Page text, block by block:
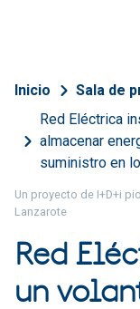
Inicio
Sala de
Red Eléctrica
almacenar
suministro en
Un proyecto de I+D+i
Lanzarote
Red
un